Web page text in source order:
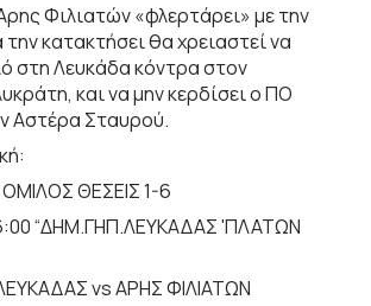
Φιλιατών «φλερτάρει» με την
κατακτήσει θα χρειαστεί να
στη Λευκάδα κόντρα στον
και να μην κερδίσει ο ΠΟ
Αστέρα Σταυρού.
ΘΕΣΕΙΣ 1-6
“ΔΗΜ.ΓΗΠ.ΛΕΥΚΑΔΑΣ 'ΠΛΑΤΩΝ
vs ΑΡΗΣ ΦΙΛΙΑΤΩΝ